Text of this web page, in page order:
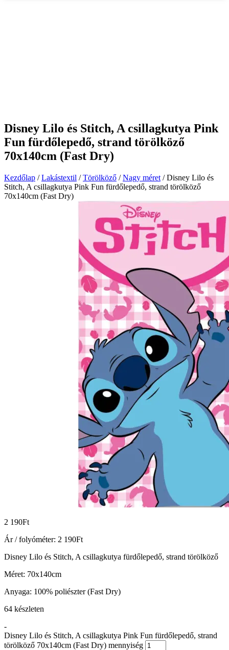
Disney Lilo és Stitch, A csillagkutya Pink
Fun fürdőlepedő, strand törölköző
70x140cm (Fast Dry)
Kezdőlap /Lakástextil /Törölköző /Nagy méret / Disney Lilo és
Stitch, A csillagkutya Pink Fun fürdőlepedő, strand törölköző
70x140cm (Fast Dry)
2 190Ft
Ár / folyóméter: 2 190Ft
Disney Lilo és Stitch, A csillagkutya fürdőlepedő, strand törölköző
Méret: 70x140cm
Anyaga: 100% poliészter (Fast Dry)
64 készleten
-
Disney Lilo és Stitch, A csillagkutya Pink Fun fürdőlepedő, strand
törölköző 70x140cm (Fast Dry) mennyiség